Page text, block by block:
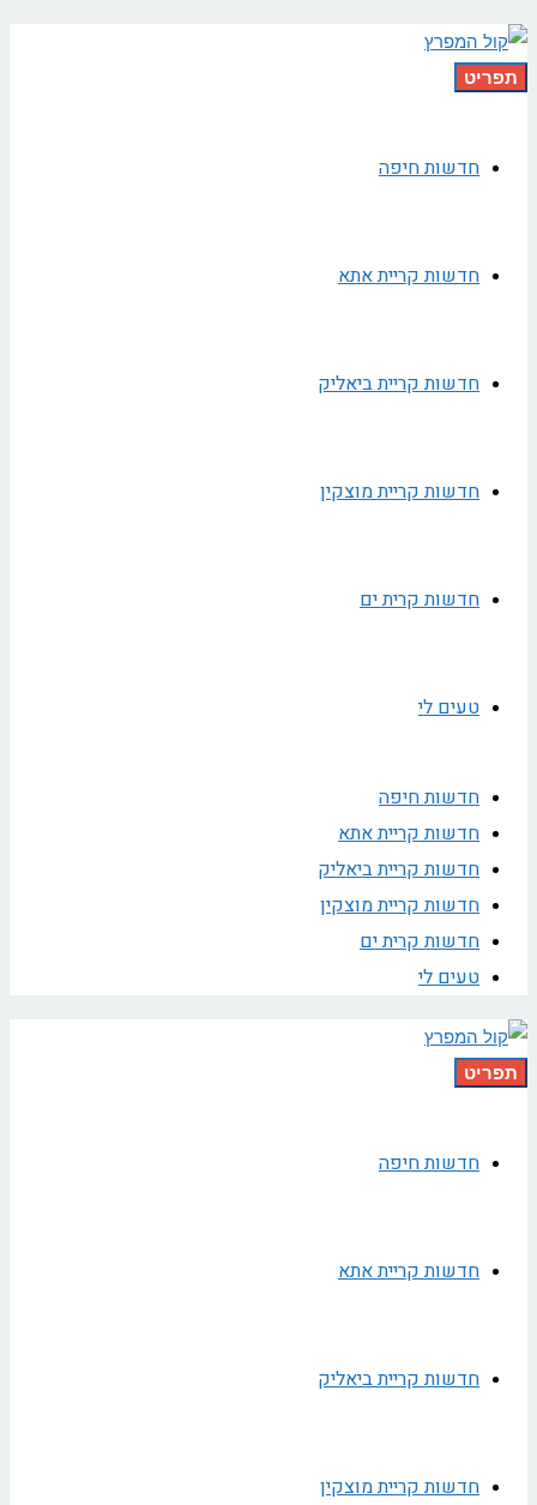
תפריט
חדשות חיפה
חדשות קריית אתא
חדשות קריית ביאליק
חדשות קריית מוצקין
חדשות קרית ים
טעים לי
חדשות חיפה
חדשות קריית אתא
חדשות קריית ביאליק
חדשות קריית מוצקין
חדשות קרית ים
טעים לי
תפריט
חדשות חיפה
חדשות קריית אתא
חדשות קריית ביאליק
חדשות קריית מוצקין